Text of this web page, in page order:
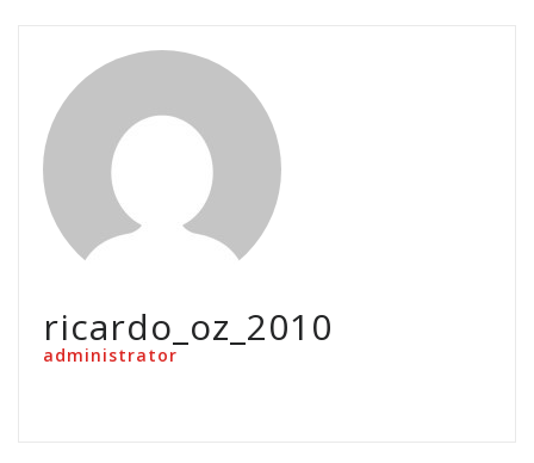
ricardo_oz_2010
administrator